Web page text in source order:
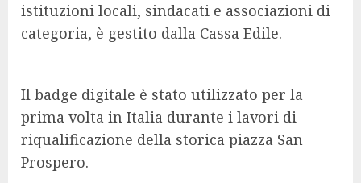
istituzioni locali, sindacati e associazioni di
categoria, è gestito dalla Cassa Edile.
Il badge digitale è stato utilizzato per la
prima volta in Italia durante i lavori di
riqualificazione della storica piazza San
Prospero.